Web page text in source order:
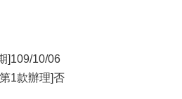
]109/10/06
1款辦理]否